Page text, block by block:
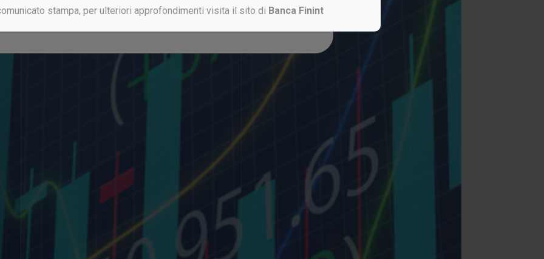
Non sei ancora registrato? CLICCA QUI
stampa, per ulteriori approfondimenti visita il sito di Banca Finint